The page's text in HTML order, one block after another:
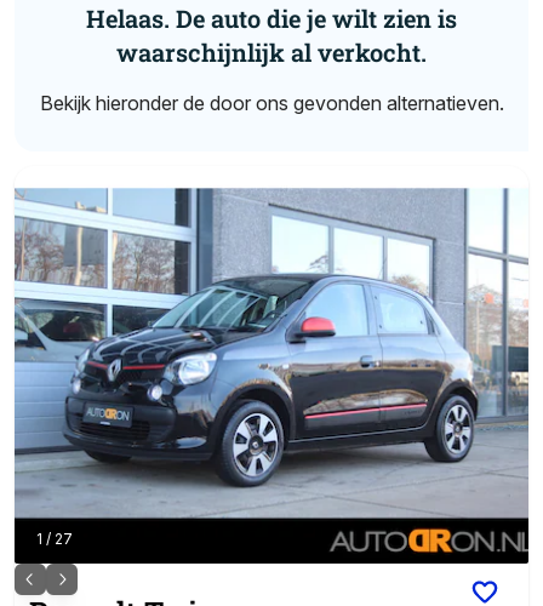
Helaas. De auto die je wilt zien is
waarschijnlijk al verkocht.
Bekijk hieronder de door ons gevonden alternatieven.
1 / 27